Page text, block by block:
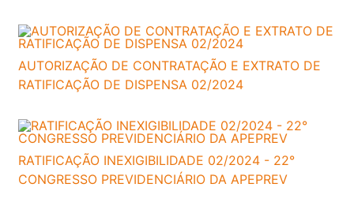
AUTORIZAÇÃO DE CONTRATAÇÃO E EXTRATO DE
RATIFICAÇÃO DE DISPENSA 02/2024
RATIFICAÇÃO INEXIGIBILIDADE 02/2024 - 22°
CONGRESSO PREVIDENCIÁRIO DA APEPREV